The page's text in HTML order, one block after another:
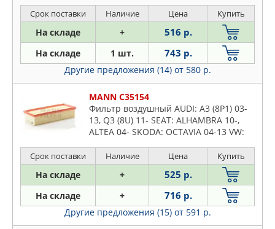
JS ASAKASHI
KOLBENSCHMIDT
LYNXAUTO
MANN
MAPCO
MECAFILTER
MEYLE
MFILTER
MULLER FIL
OSSCA
PATRON
Q3
Q5
Q7
Срок поставки Наличие Цена Купить
На складе + 516 р.
На складе 1 шт. 743 р.
Другие предложения (14) от 580 р.
MANN C35154
Фильтр воздушный AUDI: A3 (8P1) 03-
13, Q3 (8U) 11- SEAT: ALHAMBRA 10-,
ALTEA 04- SKODA: OCTAVIA 04-13 VW:
05-, PASSAT 05-
Срок поставки Наличие Цена Купить
На складе + 525 р.
На складе + 716 р.
Другие предложения (15) от 591 р.